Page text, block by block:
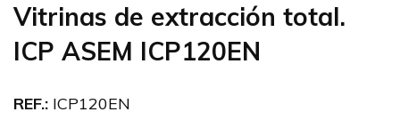
Vitrinas de extracción total.
ICP ASEM ICP120EN
REF.: ICP120EN